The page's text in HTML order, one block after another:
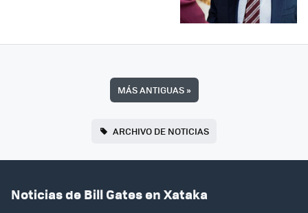
MÁS ANTIGUAS»
ARCHIVO DE NOTICIAS
Noticias de Bill Gates en Xataka